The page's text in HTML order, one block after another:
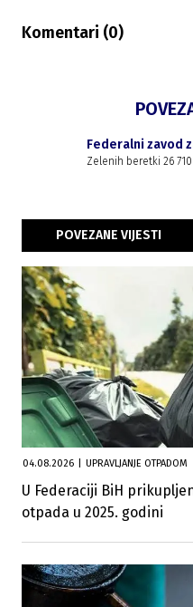
Komentari (0)
Federalni zavod
Zelenih beretki 26
POVEZANE VIJESTI
04.08.2026 UPRAVLJANJE OTPADOM
U Federaciji BiH
otpada u 2025. godini